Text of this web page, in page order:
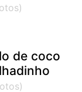
de coco